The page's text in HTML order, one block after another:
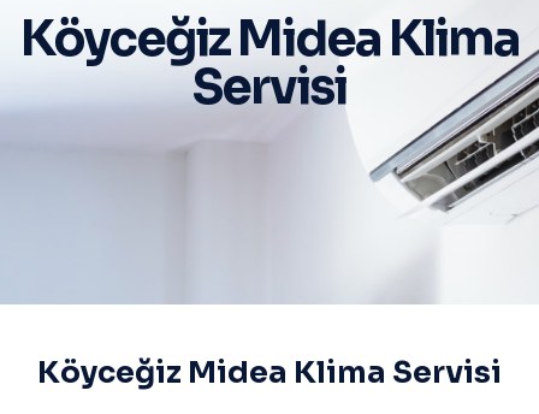
Köyceğiz Midea Klima
Servisi
Köyceğiz Midea Klima Servisi